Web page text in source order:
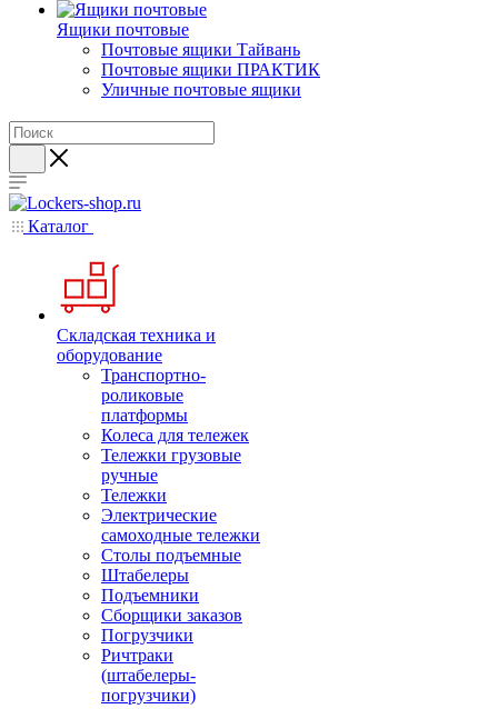
Ящики почтовые
Почтовые ящики Тайвань
Почтовые ящики ПРАКТИК
Уличные почтовые ящики
Каталог
Складская техника и
оборудование
Транспортно-
роликовые
платформы
Колеса для тележек
Тележки грузовые
ручные
Тележки
Электрические
самоходные тележки
Столы подъемные
Штабелеры
Подъемники
Сборщики заказов
Погрузчики
Ричтраки
(штабелеры-
погрузчики)